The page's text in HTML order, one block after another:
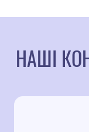
НАШІ